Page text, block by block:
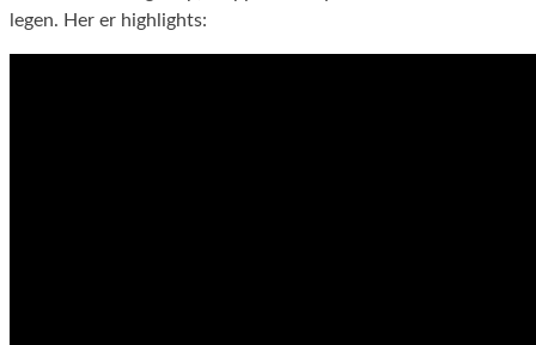
legen. Her er highlights: